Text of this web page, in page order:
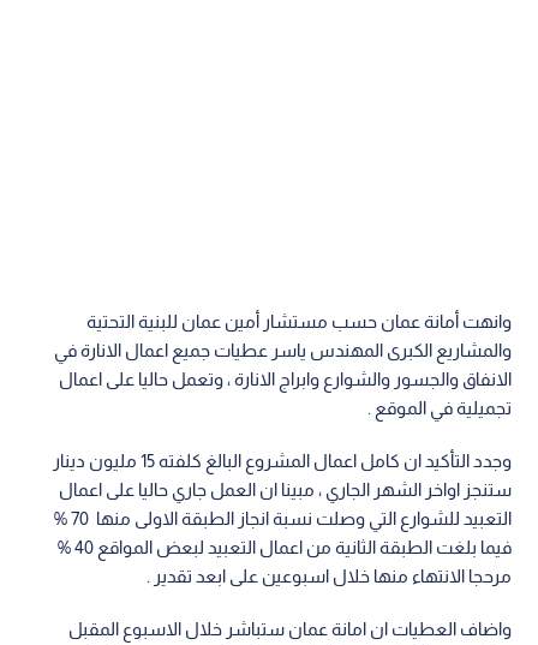
وانهت أمانة عمان حسب مستشار أمين عمان للبنية التحتية
والمشاريع الكبرى المهندس ياسر عطيات جميع اعمال الانارة في
الانفاق والجسور والشوارع وابراج الانارة ، وتعمل حاليا على اعمال
تجميلية في الموقع .
وجدد التأكيد ان كامل اعمال المشروع البالغ كلفته 15 مليون دينار
ستنجز اواخر الشهر الجاري ، مبينا ان العمل جاري حاليا على اعمال
التعبيد للشوارع التي وصلت نسبة انجاز الطبقة الاولى منها 70 %
فيما بلغت الطبقة الثانية من اعمال التعبيد لبعض المواقع 40 %
مرحجا الانتهاء منها خلال اسبوعين على ابعد تقدير .
واضاف العطيات ان امانة عمان ستباشر خلال الاسبوع المقبل